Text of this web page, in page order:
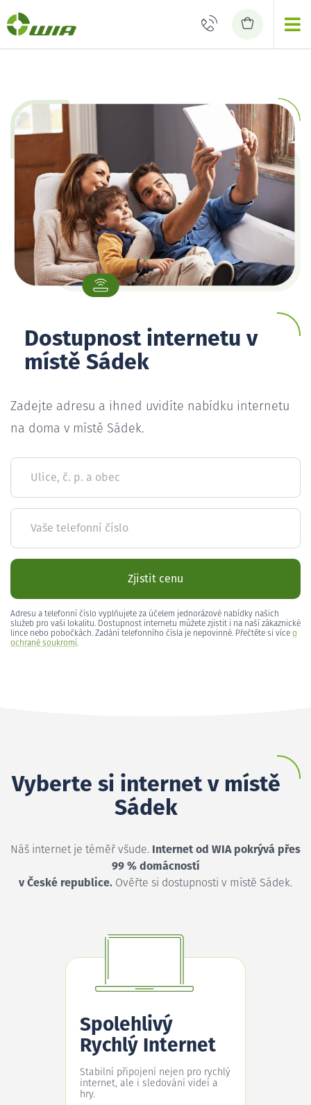
Dostupnost internetu v
místě Sádek
Zadejte adresu a ihned uvidíte nabídku internetu
na doma v místě Sádek.
Ulice, č. p. a obec
Vaše telefonní číslo
Zjistit cenu
Adresu a telefonní číslo vyplňujete za účelem jednorázové nabídky našich
služeb pro vaši lokalitu. Dostupnost internetu můžete zjistit i na naší zákaznické
lince nebo pobočkách. Zadání telefonního čísla je nepovinné. Přečtěte si více o
ochraně soukromí.
Vyberte si internet v místě
Sádek
Náš internet je téměř všude. Internet od WIA pokrývá přes
99 % domácností
v České republice. Ověřte si dostupnosti v místě Sádek.
Spolehlivý
Rychlý Internet
Stabilní připojení nejen pro rychlý
internet, ale i sledování videí a
hry.